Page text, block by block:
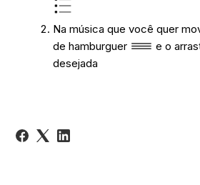
Na música que você quer
de hamburguer
e o
desejada